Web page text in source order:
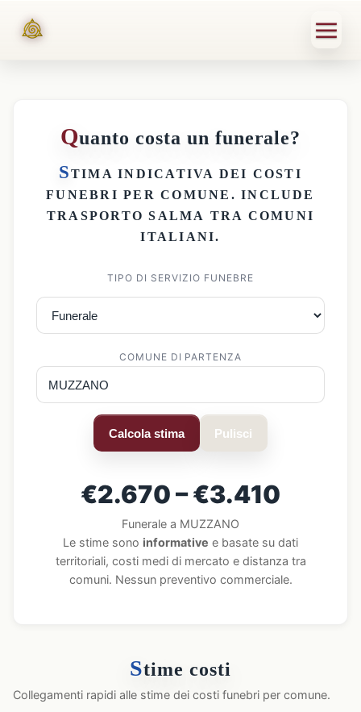
Quanto costa un funerale?
STIMA INDICATIVA DEI COSTI
FUNEBRI PER COMUNE . INCLUDE
TRASPORTO SALMA TRA COMUNI
ITALIANI.
TIPO DI SERVIZIO FUNEBRE
COMUNE DI PARTENZA
Calcola stima Pulisci
€2.670 – €3.410
Funerale a MUZZANO
Le stime sono informative e basate su dati
territoriali, costi medi di mercato e distanza tra
comuni. Nessun preventivo commerciale.
Stime costi
Collegamenti rapidi alle stime dei costi funebri per comune.